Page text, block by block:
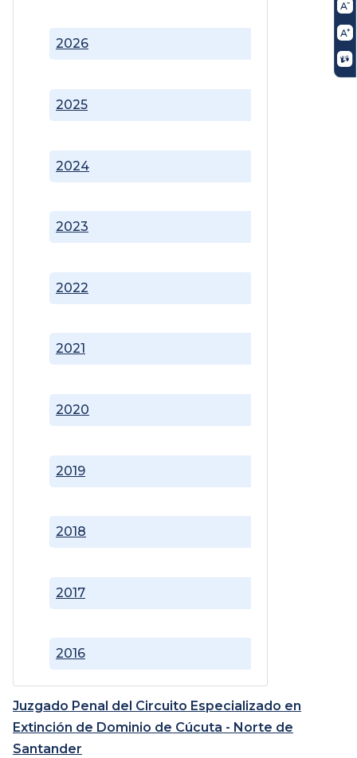
2016
2017
2018
2019
2020
2021
2022
2023
2024
2025
2026
Juzgado Penal del Circuito Especializado en
Extinción de Dominio de Cúcuta - Norte de
Santander